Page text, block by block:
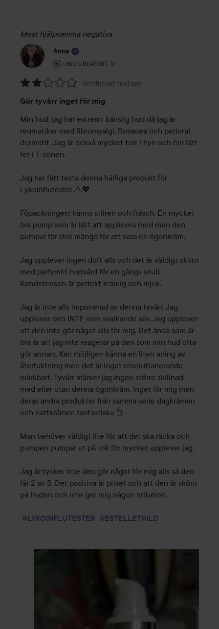
Mest hjälpsamma negativa
Anna
LYKO CREATOR
Användarens roll: Lyko Creator.
1 år
Inlägget skapades 1 år
2
av
5
Verifierad testare
Gör tyvärr inget för mig
Min hud: jag har extremt känslig hud då jag är
reumatiker med fibromyalgi, Rosacea och perioral
dermatit. Jag är också mycket torr i hyn och blir lätt
fet i T-zonen.
Jag har fått testa denna härliga produkt för
Lykoinflutester 🙏💖
Föpackningen: känns stilren och fräsch. En mycket
bra pump som är lätt att applicera med men den
pumpar för stor mängd för att vara en ögonkräm.
Jag upplever ingen doft alls och det är väldigt skönt
med parfymfri hudvård för en gångs skull.
Konsistensen är perfekt krämig och mjuk.
Jag är inte alls imponerad av denna tyvärr. Jag
upplever den INTE som svalkande alls. Jag upplever
att den inte gör något alls för mig. Det ända som är
bra är att jag inte reagerar på den som min hud ofta
gör annars. Kan möjligen känna en liten aning av
återfuktning men det är inget revolutionerande
märkbart. Tyvärr märker jag ingen större skillnad
med eller utan denna ögonkräm. Inget för mig men
deras andra produkter från samma serie dagkrämen
och nattkrämen fantastiska 👌
Man behöver väldigt lite för att det ska räcka och
pumpen pumpar ut på tok för mycket upplever jag.
Jag är tycker inte den gör något för mig alls så den
får 2 av 5. Det positiva är priset och att den är skönt
på huden och inte ger mig någon irritation.
#LYKOINFLUTESTER #ESTELLETHILD